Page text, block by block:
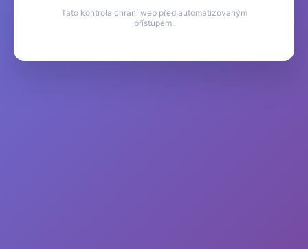
Tato kontrola chrání web před automatizovaným
přístupem.